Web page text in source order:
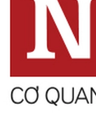
ĐA CHIỀU